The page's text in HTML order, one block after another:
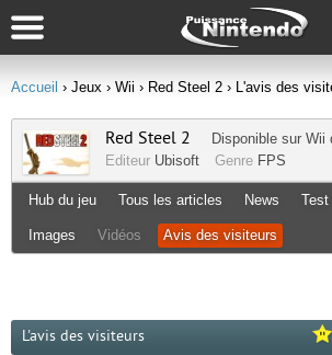
Accueil › Jeux › Wii › Red Steel 2 › L'avis des
Red Steel 2 Disponible sur Wii
Editeur Ubisoft Genre FPS
Hub du jeu Tous les articles News Test
Images Vidéos Avis des visiteurs
L'avis des visiteurs